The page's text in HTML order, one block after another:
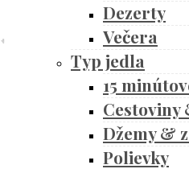
Dezerty
Večera
Typ jedla
15
Džemy &
Polievky